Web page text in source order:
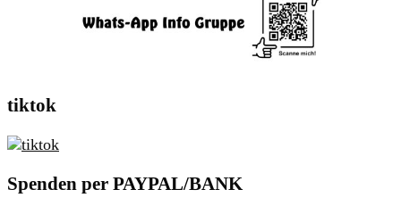
tiktok
Spenden per PAYPAL/BANK